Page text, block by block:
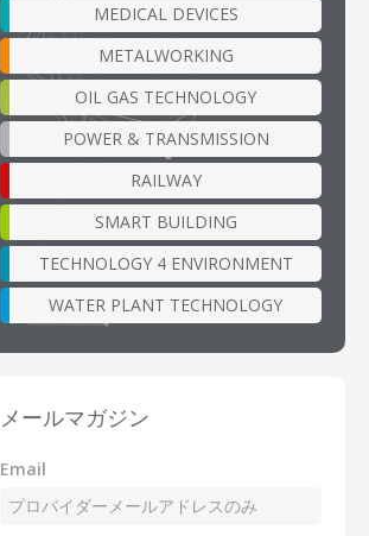
MEDICAL DEVICES
METALWORKING
OIL GAS TECHNOLOGY
POWER & TRANSMISSION
RAILWAY
SMART BUILDING
TECHNOLOGY 4 ENVIRONMENT
WATER PLANT TECHNOLOGY
メールマガジン
Email